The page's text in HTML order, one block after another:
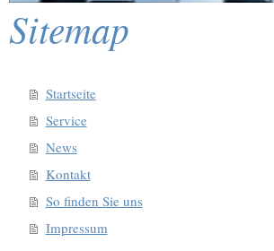
Sitemap
Startseite
Service
News
Kontakt
So finden Sie uns
Impressum